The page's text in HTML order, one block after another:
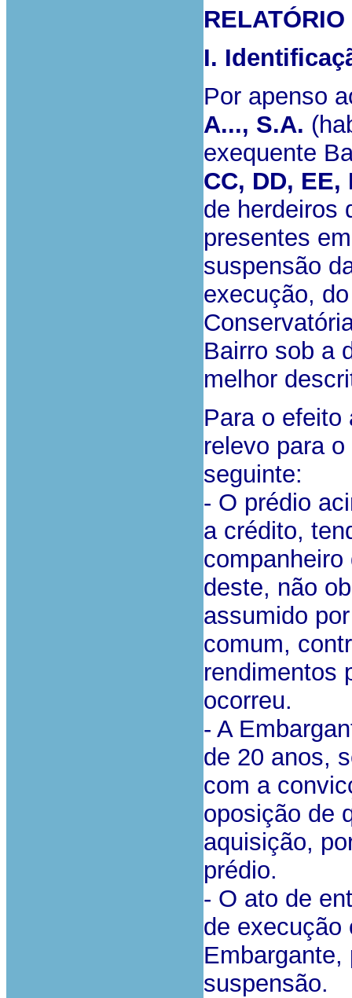
RELATÓRIO
I.
Por apenso
A..., S.A.
exequente
CC, DD, EE,
de herdeiros
presentes
suspensão
execução,
Bairro sob a
melhor
Para o
relevo para
seguinte:
- O prédio
a crédito,
deste, não
assumido
comum,
rendimentos
ocorreu.
- A
de 20 anos,
com a
oposição de
aquisição,
prédio.
- O ato de
de execução
Embargante,
suspensão.